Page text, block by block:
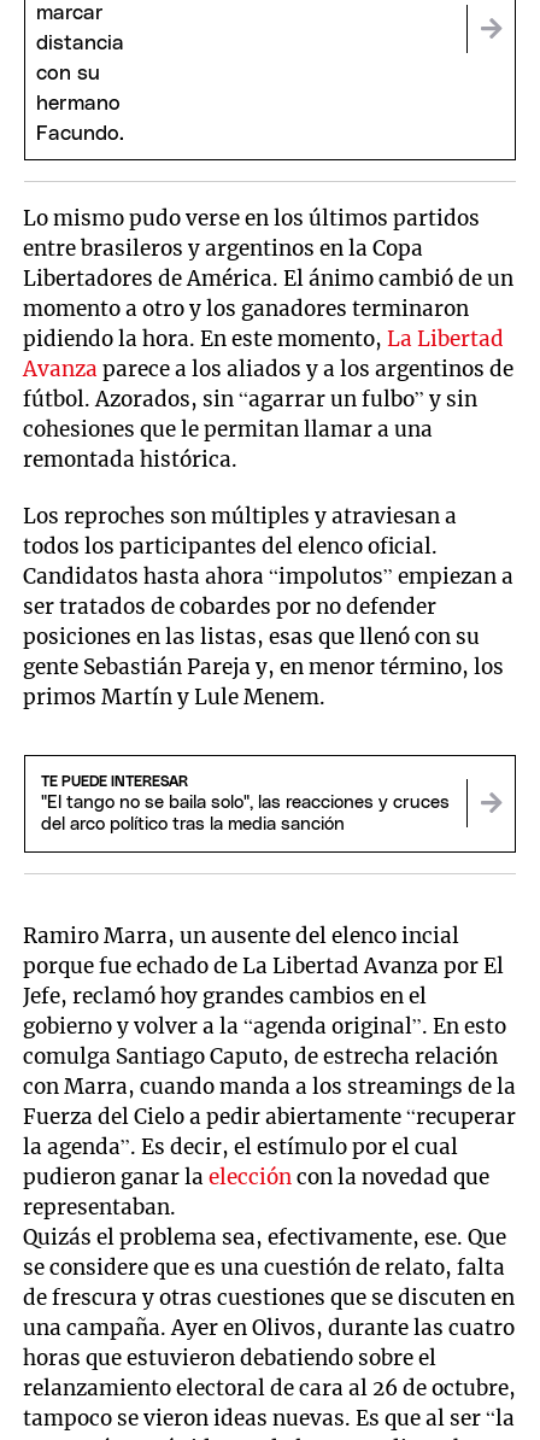
Lo mismo pudo verse en los últimos partidos
entre brasileros y argentinos en la Copa
Libertadores de América. El ánimo cambió de un
momento a otro y los ganadores terminaron
pidiendo la hora. En este momento,La Libertad
Avanza parece a los aliados y a los argentinos de
fútbol. Azorados, sin “agarrar un fulbo” y sin
cohesiones que le permitan llamar a una
remontada histórica.
Los reproches son múltiples y atraviesan a
todos los participantes del elenco oficial.
Candidatos hasta ahora “impolutos” empiezan a
ser tratados de cobardes por no defender
posiciones en las listas, esas que llenó con su
gente Sebastián Pareja y, en menor término, los
primos Martín y Lule Menem.
TE PUEDE INTERESAR
"El tango no se baila solo", las reacciones y cruces
del arco político tras la media sanción
Ramiro Marra, un ausente del elenco incial
porque fue echado de La Libertad Avanza por El
Jefe, reclamó hoy grandes cambios en el
gobierno y volver a la “agenda original”. En esto
comulga Santiago Caputo, de estrecha relación
con Marra, cuando manda a los streamings de la
Fuerza del Cielo a pedir abiertamente “recuperar
la agenda”. Es decir, el estímulo por el cual
pudieron ganar laeleccióncon la novedad que
representaban.
Quizás el problema sea, efectivamente, ese. Que
se considere que es una cuestión de relato, falta
de frescura y otras cuestiones que se discuten en
una campaña. Ayer en Olivos, durante las cuatro
horas que estuvieron debatiendo sobre el
relanzamiento electoral de cara al 26 de octubre,
tampoco se vieron ideas nuevas. Es que al ser “la